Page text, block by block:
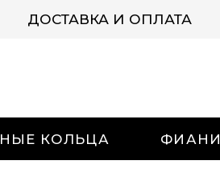
ДОСТАВКА И ОПЛАТА
КОЛЬЦА